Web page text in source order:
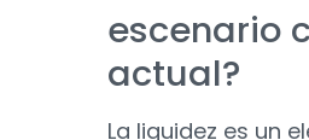
escenario
actual?
La liquidez es un